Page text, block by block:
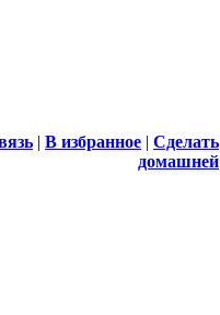
| В избранное | Сделать
домашней